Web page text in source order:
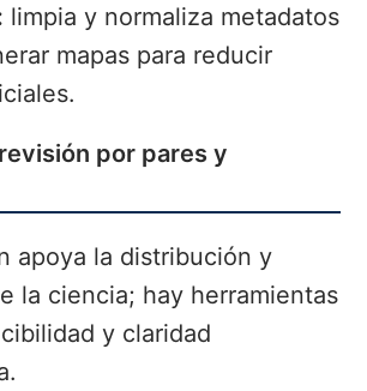
limpia y normaliza metadatos
mapas para reducir
por pares y
apoya la distribución y
la ciencia; hay herramientas
y claridad